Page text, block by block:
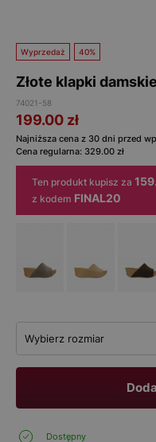
Wyprzedaż 40%
Złote klapki
74021-58
199.00 zł
Najniższa cena z 30 dni przed
Cena regularna: 329.00 zł
Ten produkt kupisz za
z kodem FINAL20
Wybierz rozmiar
Dostępny